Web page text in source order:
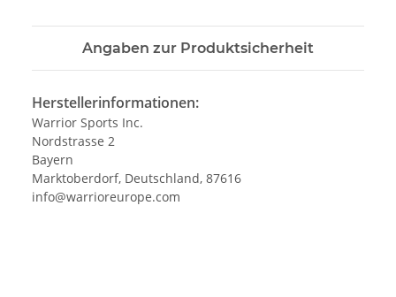
Angaben zur Produktsicherheit
Herstellerinformationen:
Warrior Sports Inc.
Nordstrasse 2
Bayern
Marktoberdorf, Deutschland, 87616
info@warrioreurope.com